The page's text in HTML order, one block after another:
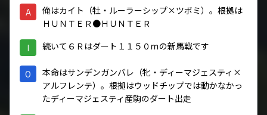
A
俺はカイト（牡・ルーラーシップ×ツボミ）。根拠は
ＨＵＮＴＥＲ●ＨＵＮＴＥＲ
I 続いて６Ｒはダート１１５０ｍの新馬戦です
O
本命はサンデンガンバレ（牝・ディーマジェスティ×
アルフレンテ）。根拠はウッドチップでは動かなかっ
たディーマジェスティ産駒のダート出走